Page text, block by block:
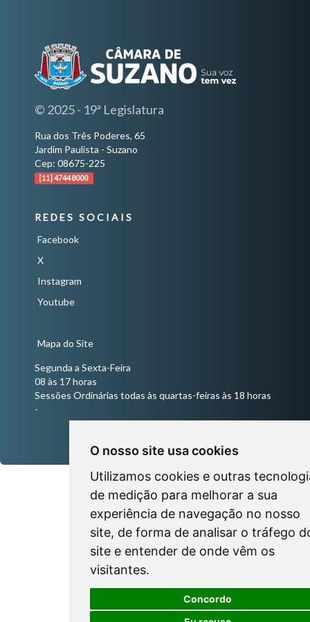
O nosso site usa cookies
Utilizamos cookies e outras
de medição para melhorar a sua
experiência de navegação no nosso
site, de forma de analisar o tráfego
site e entender de onde vêm os
visitantes.
Concordo
© 2025 - 19ª Legislatura
Rua dos Três Poderes, 65
Jardim Paulista - Suzano
Cep: 08675-225
[11] 4744 8000
REDES SOCIAIS
Facebook
X
Instagram
Youtube
Mapa do Site
Segunda a Sexta-Feira
08 às 17 horas
Sessões Ordinárias todas às quartas-feiras às 18 horas
-